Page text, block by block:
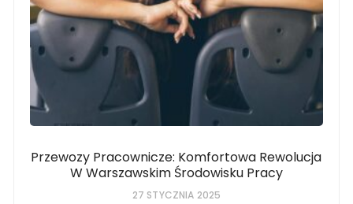
Przewozy Pracownicze: Komfortowa Rewolucja
W Warszawskim Środowisku Pracy
27 STYCZNIA 2025